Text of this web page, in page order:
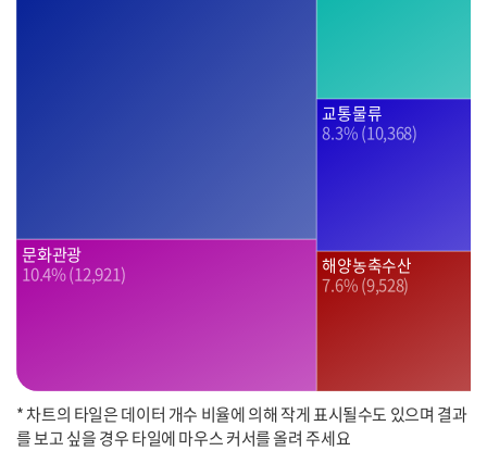
문화관광
10.4% (12,921)
교통물류
8.3% (10,368)
해양농축수산
7.6% (9,528)
* 차트의 타일은 데이터 개수 비율에 의해 작게 표시될수도 있으며 결과
를 보고 싶을 경우 타일에 마우스 커서를 올려 주세요